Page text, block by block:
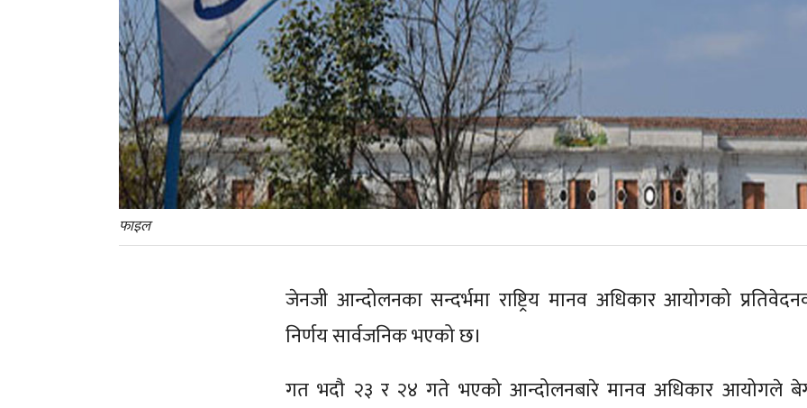
फाइल
जेनजी आन्दोलनका सन्दर्भमा राष्ट्रिय मानव अधिकार आयोगको
निर्णय सार्वजनिक भएको छ।
गत भदौ २३ र २४ गते भएको आन्दोलनबारे मानव अधिकार आयोगले